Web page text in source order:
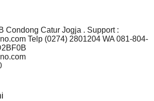
Condong Catur Jogja . Support :
Telp (0274) 2801204 WA 081-804-